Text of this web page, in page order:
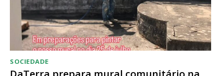
Escolha o plano
SOCIEDADE